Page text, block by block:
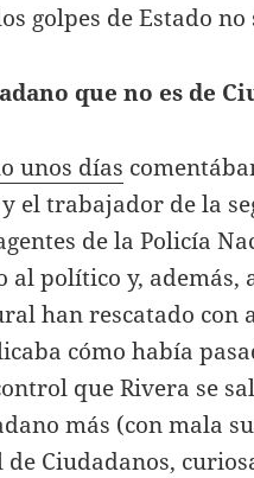
golpes de Estado
que no es de
unos días
y el trabajador de la
de la Policía
al político y, además,
han rescatado
cómo había
que Rivera se
más (con mala
de Ciudadanos,